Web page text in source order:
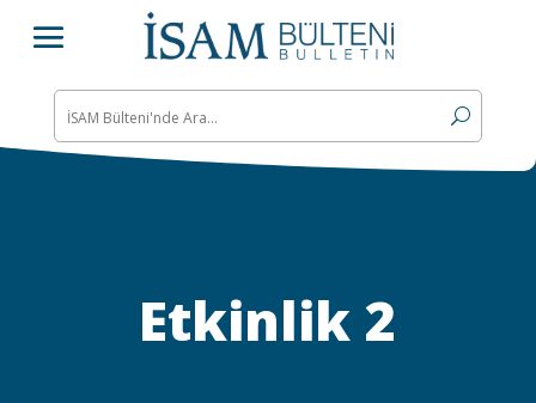
Etkinlik 2